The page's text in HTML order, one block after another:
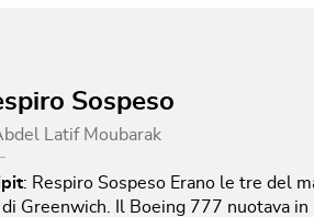
Sospeso
Latif Moubarak
: Respiro Sospeso Erano le tre del
di Greenwich. Il Boeing 777 nuotava in